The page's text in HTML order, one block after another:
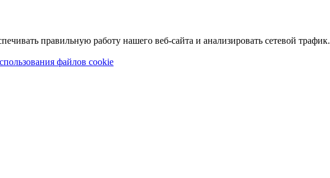
правильную работу нашего веб-сайта и анализировать сетевой трафик.
файлов cookie